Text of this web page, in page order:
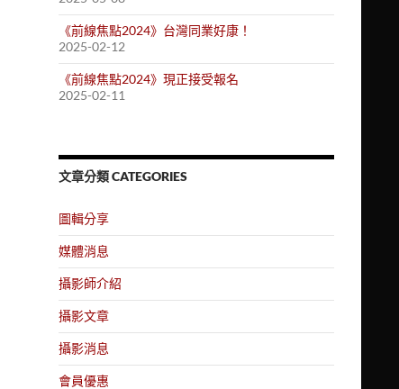
《前線焦點2024》台灣同業好康！
2025-02-12
《前線焦點2024》現正接受報名
2025-02-11
文章分類 CATEGORIES
圖輯分享
媒體消息
攝影師介紹
攝影文章
攝影消息
會員優惠